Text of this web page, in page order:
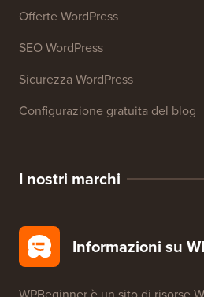
Offerte WordPress
SEO WordPress
Sicurezza WordPress
Configurazione gratuita del blog
I nostri marchi
Informazioni su